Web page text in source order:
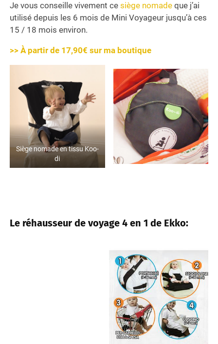
Je vous conseille vivement ce siège nomade que j’ai
utilisé depuis les 6 mois de Mini Voyageur jusqu’à ces
15 / 18 mois environ.
>> À partir de 17,90€ sur ma boutique
Siège nomade en tissu Koo-
di
Le réhausseur de voyage 4 en 1 de Ekko: